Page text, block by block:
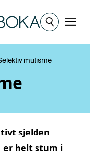
Meny
mutisme
sjelden
er helt stum i